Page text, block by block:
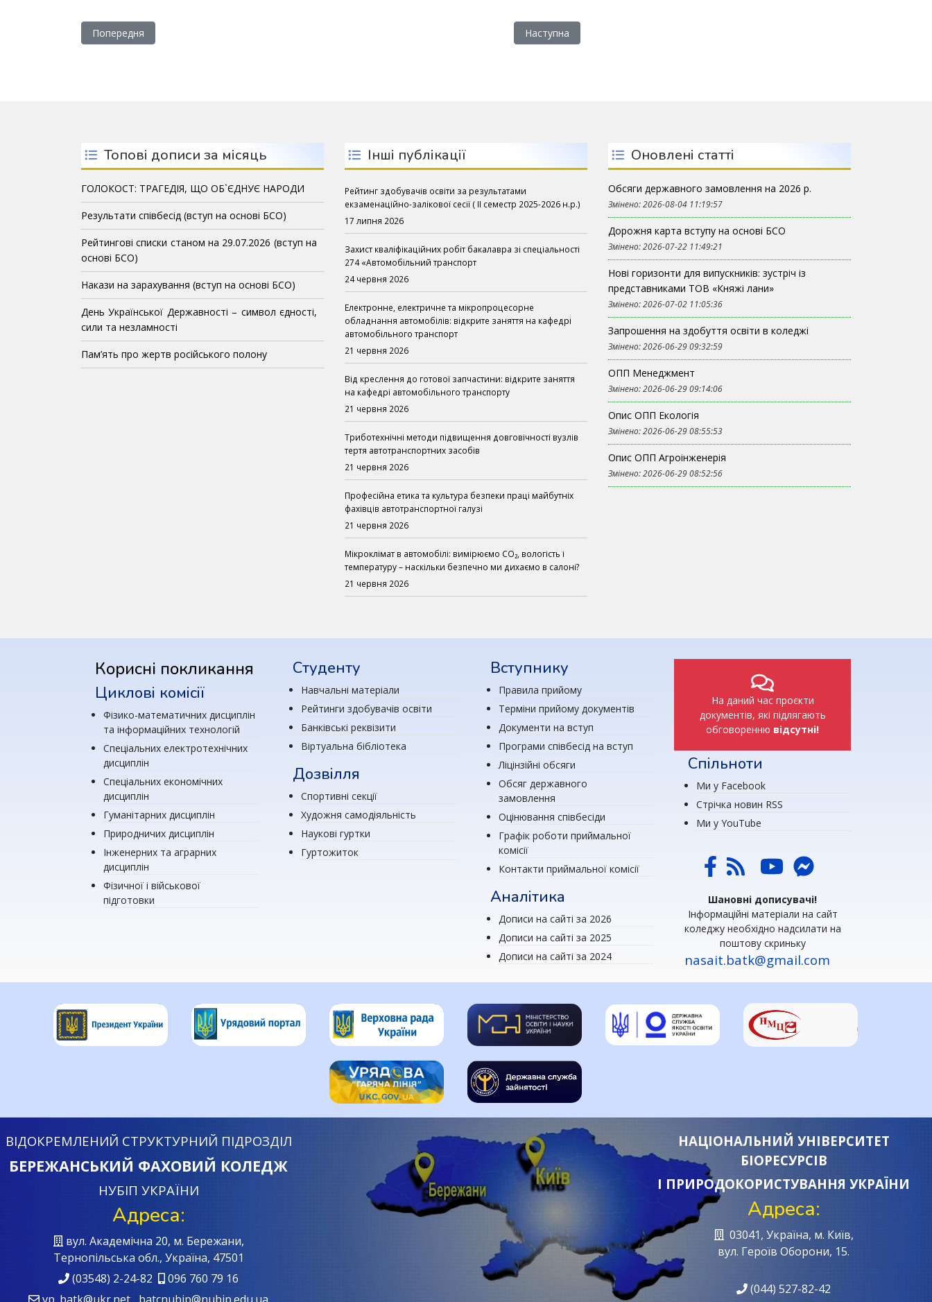
Попередня стаття: СТУДЕНТСЬКА НАУКОВО-ПІЗНАВАЛЬНА КОНФЕРЕНЦІЯ
Попередня Наступна стаття: Хто розумніший, чоловіки чи жінки?
Наступна
Топові дописи за місяць
ГОЛОКОСТ: ТРАГЕДІЯ, ЩО ОБ`ЄДНУЄ НАРОДИ
Результати співбесід (вступ на основі БСО)
Рейтингові списки станом на 29.07.2026 (вступ на
основі БСО)
Накази на зарахування (вступ на основі БСО)
День Української Державності – символ єдності,
сили та незламності
Пам’ять про жертв російського полону
Інші публікації
Рейтинг здобувачів освіти за результатами
екзаменаційно-залікової сесії ( ІІ семестр 2025-2026 н.р.)
17 липня 2026
Захист кваліфікаційних робіт бакалавра зі спеціальності
274 «Автомобільний транспорт
24 червня 2026
Електронне, електричне та мікропроцесорне
обладнання автомобілів: відкрите заняття на кафедрі
автомобільного транспорт
21 червня 2026
Від креслення до готової запчастини: відкрите заняття
на кафедрі автомобільного транспорту
21 червня 2026
Триботехнічні методи підвищення довговічності вузлів
тертя автотранспортних засобів
21 червня 2026
Професійна етика та культура безпеки праці майбутніх
фахівців автотранспортної галузі
21 червня 2026
Мікроклімат в автомобілі: вимірюємо CO₂, вологість і
температуру – наскільки безпечно ми дихаємо в салоні?
21 червня 2026
Оновлені статті
Обсяги державного замовлення на 2026 р.
Змінено: 2026-08-04 11:19:57
Дорожня карта вступу на основі БСО
Змінено: 2026-07-22 11:49:21
Нові горизонти для випускників: зустріч із
представниками ТОВ «Княжі лани»
Змінено: 2026-07-02 11:05:36
Запрошення на здобуття освіти в коледжі
Змінено: 2026-06-29 09:32:59
ОПП Менеджмент
Змінено: 2026-06-29 09:14:06
Опис ОПП Екологія
Змінено: 2026-06-29 08:55:53
Опис ОПП Агроінженерія
Змінено: 2026-06-29 08:52:56
Корисні покликання
Циклові комісії
Фізико-математичних дисциплін
та інформаційних технологій
Спеціальних електротехнічних
дисциплін
Спеціальних економічних
дисциплін
Гуманітарних дисциплін
Природничих дисциплін
Інженерних та аграрних
дисциплін
Фізичної і військової
підготовки
Студенту
Навчальні матеріали
Рейтинги здобувачів освіти
Банківські реквізити
Віртуальна бібліотека
Дозвілля
Спортивні секції
Художня самодіяльність
Наукові гуртки
Гуртожиток
Вступнику
Правила прийому
Терміни прийому документів
Документи на вступ
Програми співбесід на вступ
Ліцінзійні обсяги
Обсяг державного
замовлення
Оцінювання співбесіди
Графік роботи приймальної
комісії
Контакти приймальної комісії
Аналітика
Дописи на сайті за 2026
Дописи на сайті за 2025
Дописи на сайті за 2024
На даний час проєкти
документів, які підлягають
обговоренню відсутні!
Спільноти
Ми у Facebook
Стрічка новин RSS
Ми у YouTube
Шановні дописувачі!
Інформаційні матеріали на сайт
коледжу необхідно надсилати на
поштову скриньку
nasait.batk@gmail.com
ВІДОКРЕМЛЕНИЙ СТРУКТУРНИЙ ПІДРОЗДІЛ
БЕРЕЖАНСЬКИЙ ФАХОВИЙ КОЛЕДЖ
НУБІП УКРАЇНИ
Адреса:
вул. Академічна 20, м. Бережани,
Тернопільська обл., Україна, 47501
(03548) 2-24-82
096 760 79 16
vp_batk@ukr.net batcnubip@nubip.edu.ua
НАЦІОНАЛЬНИЙ УНІВЕРСИТЕТ
БІОРЕСУРСІВ
І ПРИРОДОКОРИСТУВАННЯ УКРАЇНИ
Адреса:
03041, Україна, м. Київ,
вул. Героїв Oборони, 15.
(044) 527-82-42